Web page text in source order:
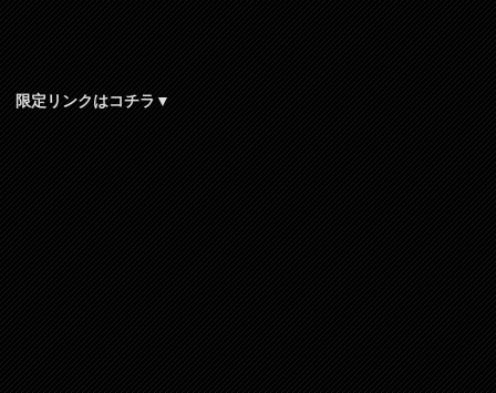
限定リンクはコチラ▼